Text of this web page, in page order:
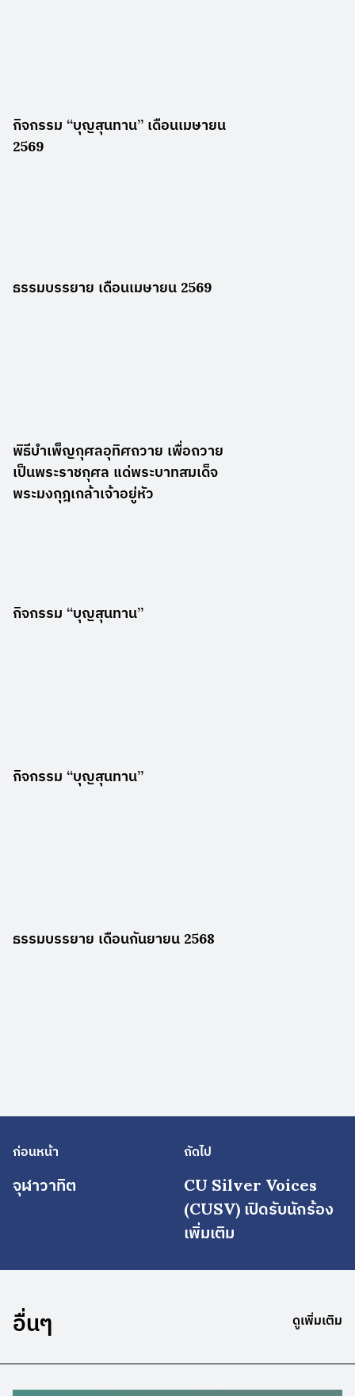
กิจกรรม “บุญสุนทาน” เดือนเมษายน
2569
ธรรมบรรยาย เดือนเมษายน 2569
พิธีบำเพ็ญกุศลอุทิศถวาย เพื่อถวาย
เป็นพระราชกุศล แด่พระบาทสมเด็จ
พระมงกุฎเกล้าเจ้าอยู่หัว
กิจกรรม “บุญสุนทาน”
กิจกรรม “บุญสุนทาน”
ธรรมบรรยาย เดือนกันยายน 2568
ก่อนหน้า
จุฬาวาทิต
ถัดไป
CU Silver Voices
(CUSV) เปิดรับนักร้อง
เพิ่มเติม
อื่นๆ ดูเพิ่มเติม